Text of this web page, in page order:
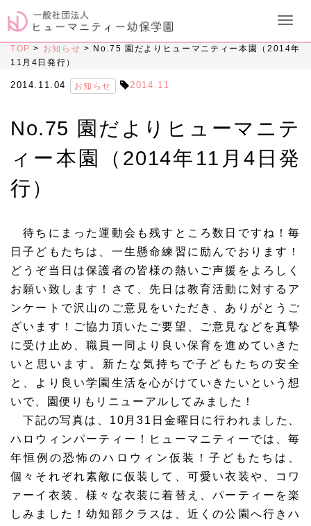
TOP > お知らせ > No.75 園だよりヒューマニティー本園（2014年
11月4日発行）
2014.11.04 お知らせ 2014.11
No.75 園だよりヒューマニテ
ィー本園（2014年11月4日発
行）
待ちにまった運動会も残すところ数日ですね！毎
日子どもたちは、一生懸命練習に励んでおります！
どうぞ当日は保護者の皆様の熱いご声援をよろしく
お願い致します！さて、先日は教育活動に対するア
ンケートで沢山のご意見をいただき、ありがとうご
ざいます！ご協力頂いたご要望、ご意見などを真摯
に受け止め、職員一同より良い保育を進めていきた
いと思います。新たな気持ちで子どもたちの安全
と、より良い学園生活を心がけていきたいという想
いで、園便りもリニューアルしてみました！
下記の写真は、10月31日金曜日に行われました、
ハロウィンパーティー！ヒューマニティーでは、毎
年恒例の恐怖のハロウィン仮装！子どもたちは、
個々それぞれ素敵に仮装して、可愛い衣装や、コワ
ァーイ衣装、様々な衣装に着替え、パーティーを楽
しみました！幼知部クラスは、近くの公園へ行きハ